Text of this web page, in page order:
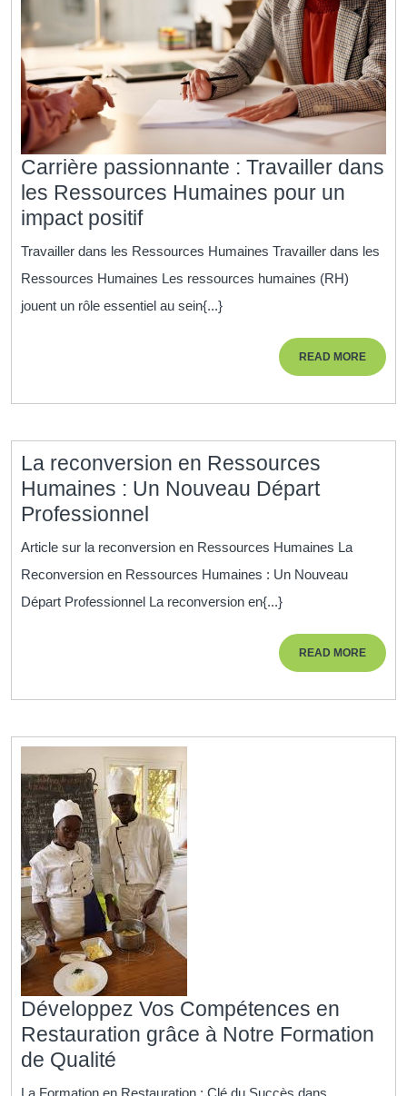
Carrière passionnante : Travailler dans
les Ressources Humaines pour un
impact positifCarrière
passionnante
dans
un
impact
positif
Travailler dans les Ressources Humaines Travailler dans les
Ressources Humaines Les ressources humaines (RH)
jouent un rôle essentiel au sein{...}
READ MOREREAD
MORE
La reconversion en Ressources
Humaines : Un Nouveau Départ
Professionnel
reconversion
Humaines
Professionnel
Article sur la reconversion en Ressources Humaines La
Reconversion en Ressources Humaines : Un Nouveau
Départ Professionnel La reconversion en{...}
READ MOREREAD
MORE
Développez Vos Compétences en
Restauration grâce à Notre Formation
de Qualité
Vos
La Formation en Restauration : Clé du Succès dans